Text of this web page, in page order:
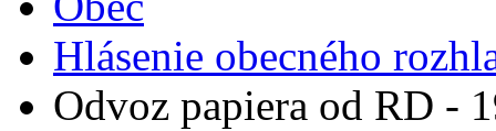
Hlásenie obecného
Odvoz papiera od RD -